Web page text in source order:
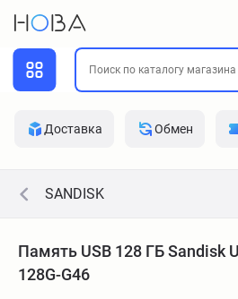
Доставка Обмен
SANDISK
Память USB 128 ГБ Sandisk
128G-G46